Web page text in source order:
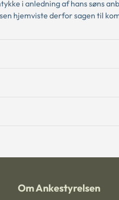
i anledning af hans søns
hjemviste derfor sagen til
Om Ankestyrelsen